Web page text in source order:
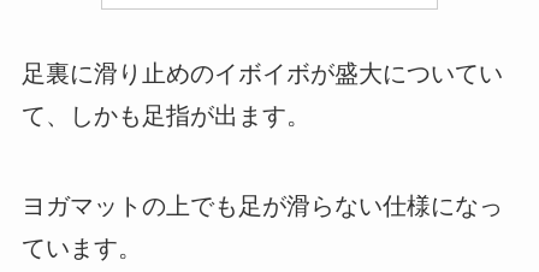
足裏に滑り止めのイボイボが盛大についてい
て、しかも足指が出ます。
ヨガマットの上でも足が滑らない仕様になっ
ています。